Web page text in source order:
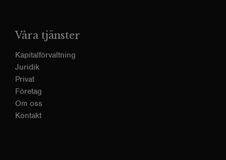
Våra tjänster
Kapitalförvaltning
Juridik
Privat
Företag
Om oss
Kontakt